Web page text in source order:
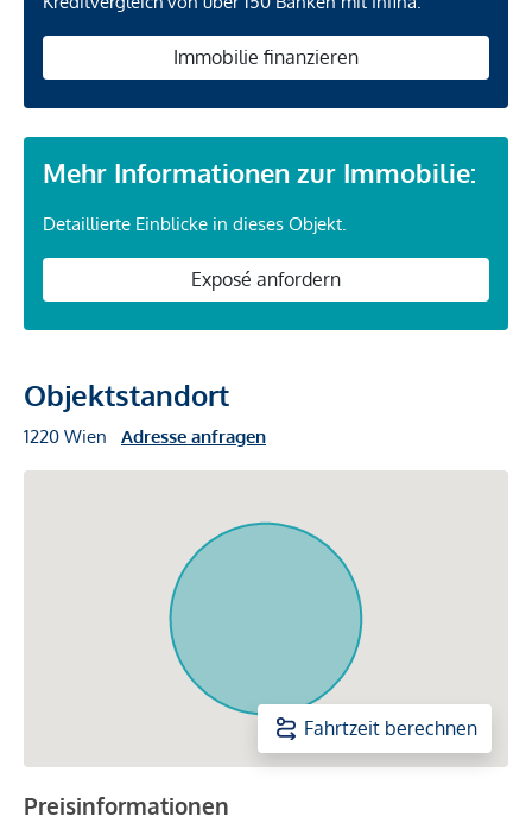
Immobilie finanzieren
Mehr Informationen zur Immobilie:
Detaillierte Einblicke in dieses Objekt.
Exposé anfordern
Objektstandort
1220 Wien Adresse anfragen
Fahrtzeit berechnen
Preisinformationen